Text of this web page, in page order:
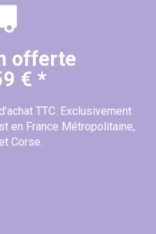
offerte
€ *
TTC. Exclusivement
en France Métropolitaine,
Corse.